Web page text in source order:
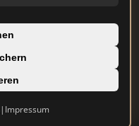
| Impressum
836